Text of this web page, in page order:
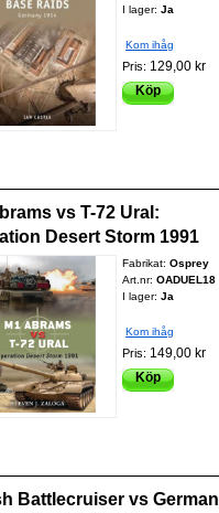
I lager: Ja
Kom ihåg
Pris: 129,00 kr
Köp
vs T-72 Ural:
Desert Storm 1991
Fabrikat:Osprey
Art.nr:OADUEL18
I lager: Ja
Kom ihåg
Pris: 149,00 kr
Köp
Battlecruiser vs German